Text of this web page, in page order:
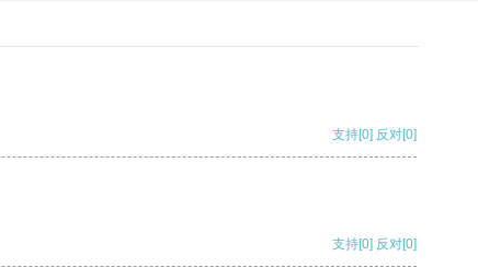
支持[0] 反对[0]
支持[0] 反对[0]